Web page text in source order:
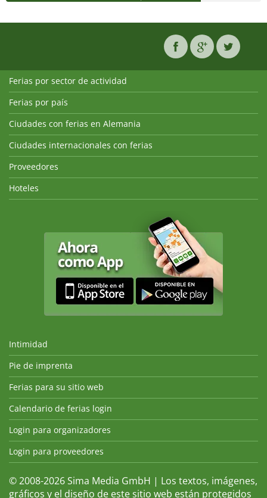
Ferias por sector de actividad
Ferias por país
Ciudades con ferias en Alemania
Ciudades internacionales con ferias
Proveedores
Hoteles
Intimidad
Pie de imprenta
Ferias para su sitio web
Calendario de ferias login
Login para organizadores
Login para proveedores
© 2008-2026 Sima Media GmbH | Los textos, imágenes,
gráficos y el diseño de este sitio web están protegidos